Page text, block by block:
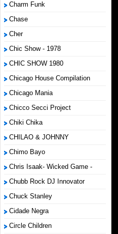
Charm Funk
Chase
Cher
Chic Show - 1978
CHIC SHOW 1980
Chicago House Compilation
Chicago Mania
Chicco Secci Project
Chiki Chika
CHILAO & JOHNNY
Chimo Bayo
Chris Isaak- Wicked Game -
Chubb Rock DJ Innovator
Chuck Stanley
Cidade Negra
Circle Children